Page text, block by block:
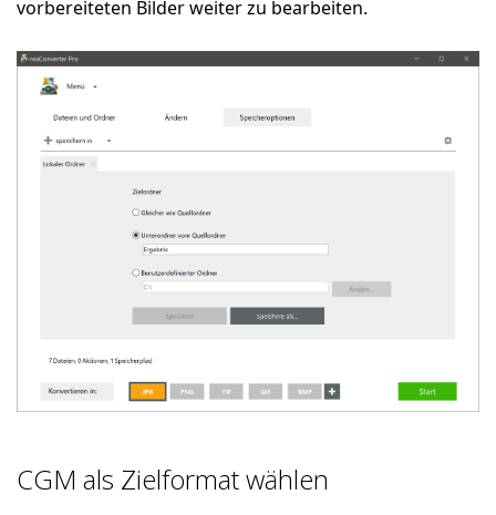
vorbereiteten Bilder weiter zu bearbeiten.
CGM als Zielformat wählen